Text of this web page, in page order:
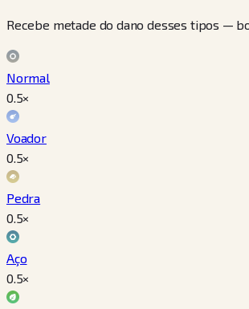
Recebe metade do dano desses tipos —
Normal
0.5×
Voador
0.5×
Pedra
0.5×
Aço
0.5×